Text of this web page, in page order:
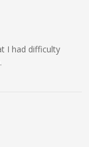
I had difficulty